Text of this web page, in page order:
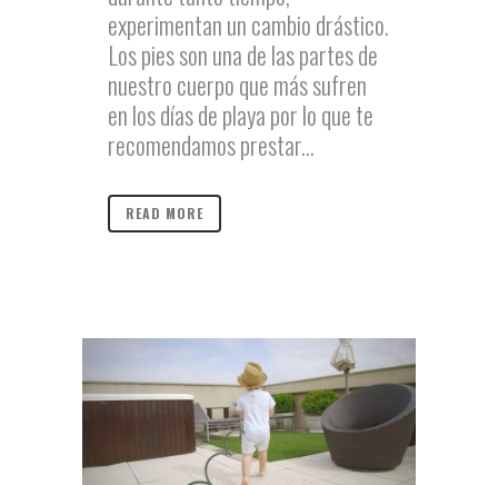
experimentan un cambio drástico.
Los pies son una de las partes de
nuestro cuerpo que más sufren
en los días de playa por lo que te
recomendamos prestar...
READ MORE